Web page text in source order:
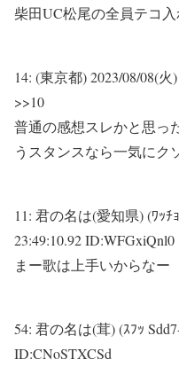
柴田UC松尾の全員テコ
14: (東京都)2023/08/08(火
>>10
普通の感想スレかと思っ
うスタンスなら一気にク
11: 君の名は(愛知県) (ﾜｯﾁ
23:49:10.92 ID:WFGxiQnl0
まー歌は上手いからなー
54: 君の名は(茸) (ｽﾌｯ
ID:CNoSTXCSd